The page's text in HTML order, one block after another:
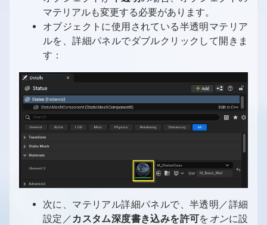
マテリアルも変更する必要があります。
オブジェクトに使用されている半透明マテリア
ルを、詳細パネルでダブルクリックして開きま
す：
次に、マテリアル詳細パネルで、半透明／詳細
設定／ カスタム深度書き込みを許可をオンに設